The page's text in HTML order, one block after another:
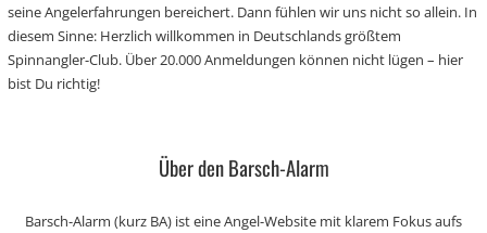
seine Angelerfahrungen bereichert. Dann fühlen wir uns nicht so allein. In
diesem Sinne: Herzlich willkommen in Deutschlands größtem
Spinnangler-Club. Über 20.000 Anmeldungen können nicht lügen – hier
bist Du richtig!
Über den Barsch-Alarm
Barsch-Alarm (kurz BA) ist eine Angel-Website mit klarem Fokus aufs